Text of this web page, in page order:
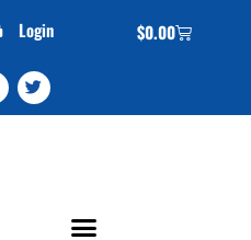
Login $0.00